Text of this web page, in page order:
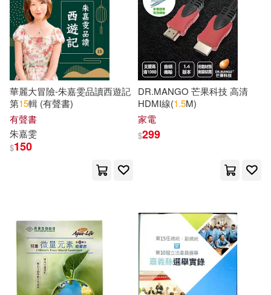
文淵閣工作室(29) 麻道明(29)
Ben(28) Cavallo(28)
Hal Leonard Publishing Corporatio
n (COR)(28)
Jack(28)
Warren(28)
Zachary Fillingham(28)
印刷工業出版社(174)
天津科學技術出版社(174)
重慶大學出版社(173)
河海大學出版社(171)
科友圖書(169)
重慶大學電子音像出版社有限公司
(168)
Linfair Records Limited(167)
華麗大冒險-朱嘉雯品讀西遊記
第15輯 (有聲書)
有聲書
朱嘉雯
$150
DR.MANGO 芒果科技 高清
HDMI線(1.5M)
家電
$299